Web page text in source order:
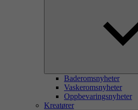
Baderomsnyheter
Vaskeromsnyheter
Oppbevaringsnyheter
Kreatører